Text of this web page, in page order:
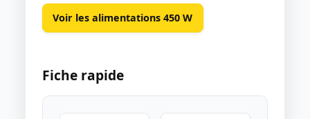
Voir les alimentations 450 W
Fiche rapide